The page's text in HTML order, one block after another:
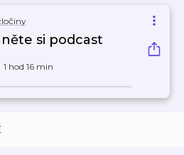
si podcast
1 hod 16 min